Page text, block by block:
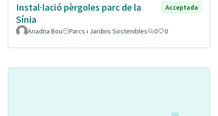
Instal·lació pèrgoles parc de la
Sínia
Acceptada
Ariadna Bou Parcs i Jardins Sostenibles 0 0